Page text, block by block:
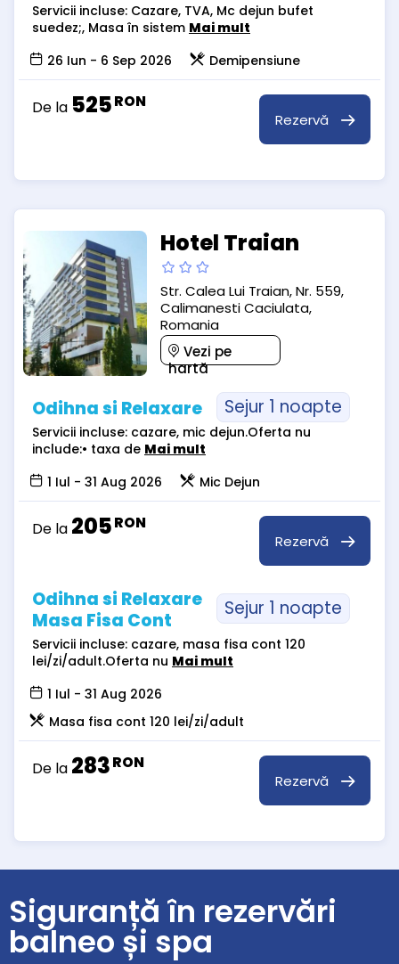
Servicii incluse: Cazare, TVA, Mc dejun bufet
suedez;, Masa în sistem Mai mult
26 Iun - 6 Sep 2026
Demipensiune
De la 525RON
Rezervă
Hotel Traian
Str. Calea Lui Traian, Nr. 559,
Calimanesti Caciulata,
Romania
Vezi pe
hartă
Odihna si Relaxare Sejur 1 noapte
Servicii incluse: cazare, mic dejun.Oferta nu
include:• taxa de Mai mult
1 Iul - 31 Aug 2026
Mic Dejun
De la 205RON
Rezervă
Odihna si Relaxare
Masa Fisa Cont
Sejur 1 noapte
Servicii incluse: cazare, masa fisa cont 120
lei/zi/adult.Oferta nu Mai mult
1 Iul - 31 Aug 2026
Masa fisa cont 120 lei/zi/adult
De la 283RON
Rezervă
Siguranță în rezervări
balneo și spa